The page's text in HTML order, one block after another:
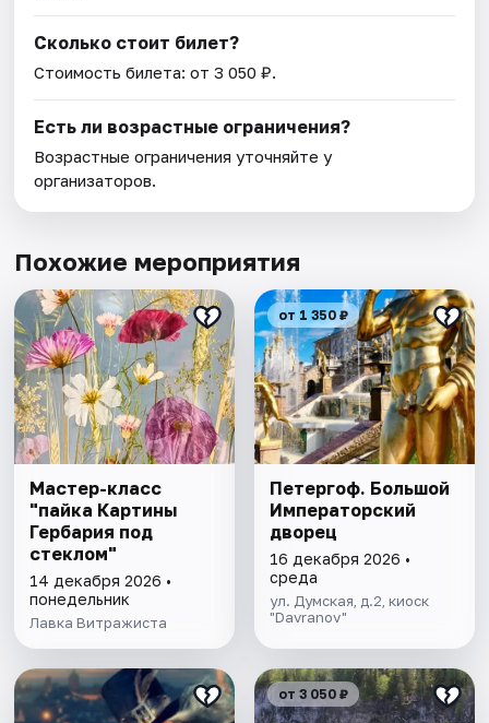
Сколько стоит билет?
Стоимость билета: от 3 050 ₽.
Есть ли возрастные ограничения?
Возрастные ограничения уточняйте у
организаторов.
Похожие мероприятия
Мастер-класс
"пайка Картины
Гербария под
стеклом"
14 декабря 2026 •
понедельник
Лавка Витражиста
от 1 350 ₽
Петергоф. Большой
Императорский
дворец
16 декабря 2026 •
среда
ул. Думская, д.2, киоск
"Davranov"
от 3 050 ₽